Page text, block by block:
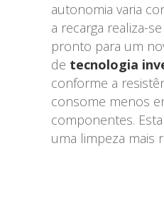
autonomia varia
a recarga realiza-
pronto para um
de tecnologia
conforme a
consome menos
componentes.
uma limpeza mais